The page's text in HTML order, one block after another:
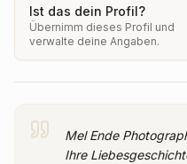
Ist das dein Profil?
Übernimm dieses Profil und
verwalte deine Angaben.
Mel Ende
Ihre